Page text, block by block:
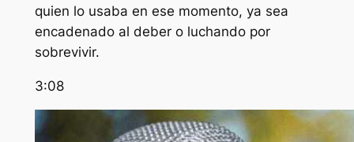
quien lo usaba en ese momento, ya sea
encadenado al deber o luchando por
sobrevivir.
3:08